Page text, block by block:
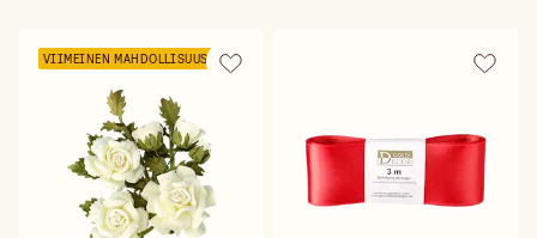
VIIMEINEN MAHDOLLISUUS